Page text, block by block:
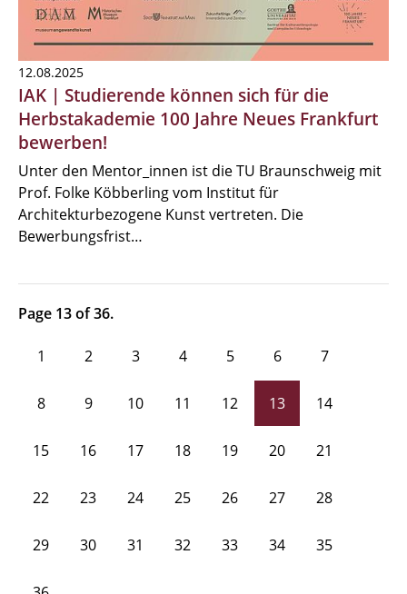
12.08.2025
IAK | Studierende können sich für die
Herbstakademie 100 Jahre Neues Frankfurt
bewerben!
Unter den Mentor_innen ist die TU Braunschweig mit
Prof. Folke Köbberling vom Institut für
Architekturbezogene Kunst vertreten. Die
Bewerbungsfrist…
Page 13 of 36.
1 2 3 4 5 6 7
8 9 10 11 12 13 14
15 16 17 18 19 20 21
22 23 24 25 26 27 28
29 30 31 32 33 34 35